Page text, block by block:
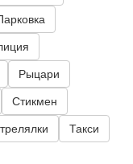
Рыцари
Стикмен
Такси